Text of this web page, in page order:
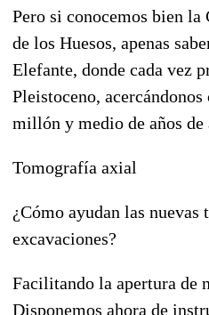
Pero si conocemos bien
de los Huesos, apenas
Elefante, donde cada vez
Pleistoceno,
millón y medio de años de
Tomografía axial
¿Cómo ayudan las
excavaciones?
Facilitando la apertura de
Disponemos ahora de